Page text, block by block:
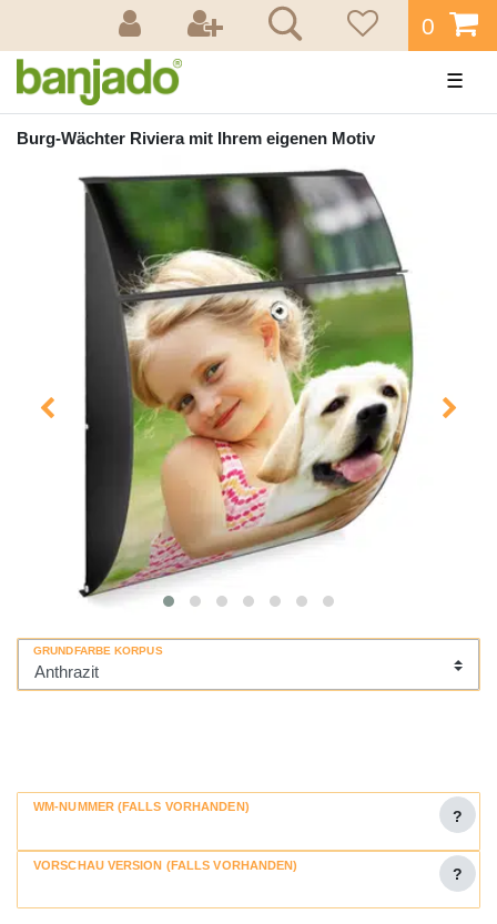
0
☰
Burg-Wächter Riviera mit Ihrem eigenen Motiv
GRUNDFARBE KORPUS
WM-NUMMER (FALLS VORHANDEN)
?
VORSCHAU VERSION (FALLS VORHANDEN)
?